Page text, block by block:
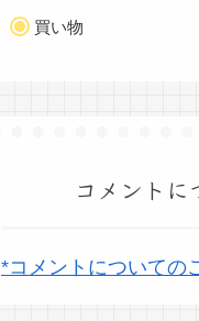
買い物
コメントに
*コメントについての